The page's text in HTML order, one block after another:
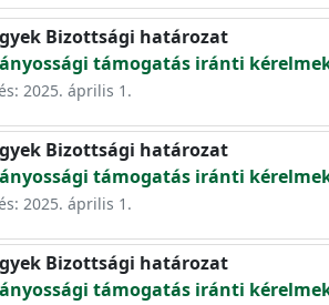
Bizottsági határozat
támogatás iránti
2025. április 1.
Bizottsági határozat
támogatás iránti
2025. április 1.
Bizottsági határozat
támogatás iránti